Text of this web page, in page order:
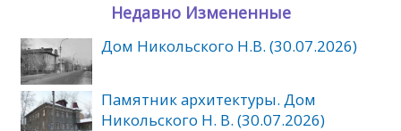
Недавно Измененные
Дом Никольского Н.В. (30.07.2026)
Памятник архитектуры. Дом
Никольского Н. В. (30.07.2026)